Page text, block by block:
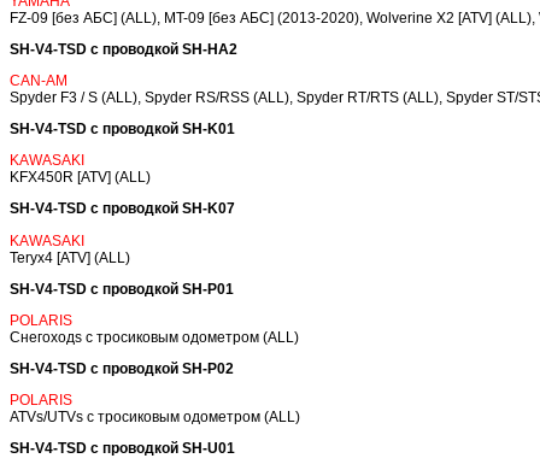
FZ-09 [без АБС] (ALL), MT-09 [без АБС] (2013-2020), Wolverine X2 [ATV]
SH-V4-TSD с проводкой SH-HA2
CAN-AM
Spyder F3 / S (ALL), Spyder RS/RSS (ALL), Spyder RT/RTS (ALL), Spyder
SH-V4-TSD с проводкой SH-K01
KAWASAKI
KFX450R [ATV] (ALL)
SH-V4-TSD с проводкой SH-K07
KAWASAKI
Teryx4 [ATV] (ALL)
SH-V4-TSD с проводкой SH-P01
POLARIS
Снегоходs с тросиковым одометром (ALL)
SH-V4-TSD с проводкой SH-P02
POLARIS
ATVs/UTVs с тросиковым одометром (ALL)
SH-V4-TSD с проводкой SH-U01